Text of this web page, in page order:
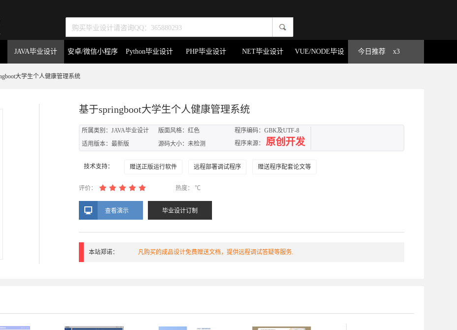
JAVA毕业设计 安卓/微信小程序 Python毕业设计 PHP毕业设计 NET毕业设计 VUE/NODE毕设 今日推荐 x3
大学生个人健康管理系统
基于springboot大学生个人健康管理系统
所属类别：JAVA毕业设计 版面风格：红色
程序编码：GBK及UTF-8
适用版本：最新版
源码大小：未检测 程序来源： 原创开发
技术支持： 赠送正版运行软件 远程部署调试程序 赠送程序配套论文等
评价： 热度： ℃
查看演示 毕业设计订制
本站郑诺： 凡购买的成品设计免费赠送文档，提供远程调试答疑等服务.